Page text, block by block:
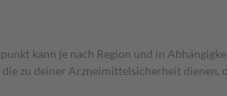
kann je nach Region und in
zu deiner Arzneimittelsicherheit dienen,